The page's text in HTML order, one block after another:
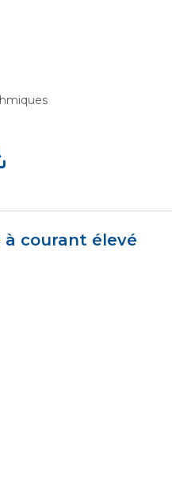
à courant élevé